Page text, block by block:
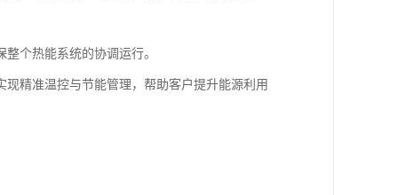
个热能系统的协调运行。
精准温控与节能管理，帮助客户提升能源利用